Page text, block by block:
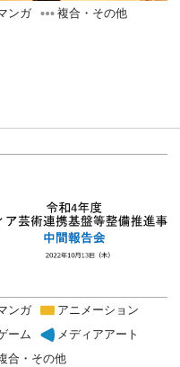
ンガ 複合・その他
ンガ
アニメーション
ーム
メディアアート
合・その他